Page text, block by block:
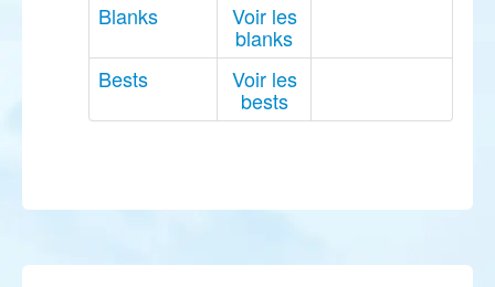
Blanks Voir les
blanks
Bests
Voir les
bests